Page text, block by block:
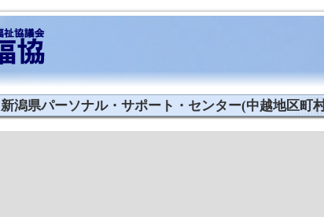
新潟県パーソナル・サポート・センター(中越地区町